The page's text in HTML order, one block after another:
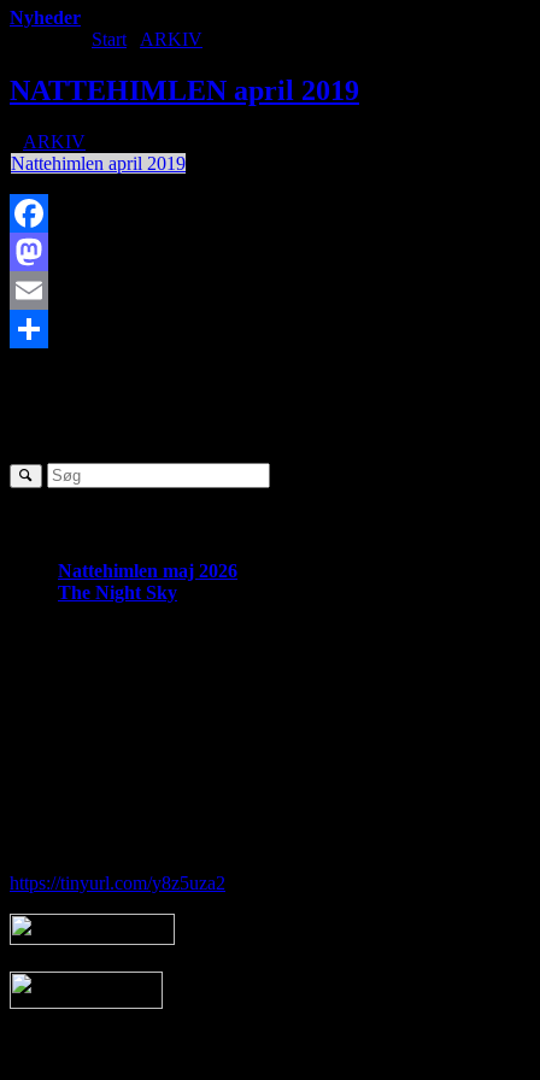
Nyheder
Start ARKIV
NATTEHIMLEN april 2019
ARKIV
Nattehimlen april 2019
Facebook
Mastodon
Email
Nattehimlen maj 2026
The Night Sky
https://tinyurl.com/y8z5uza2